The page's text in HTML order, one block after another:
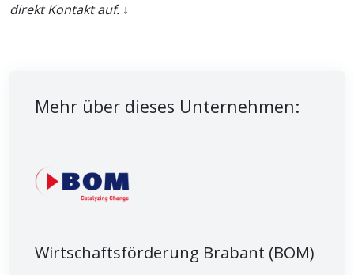
direkt Kontakt auf. ↓
Mehr über dieses Unternehmen:
Wirtschaftsförderung Brabant (BOM)